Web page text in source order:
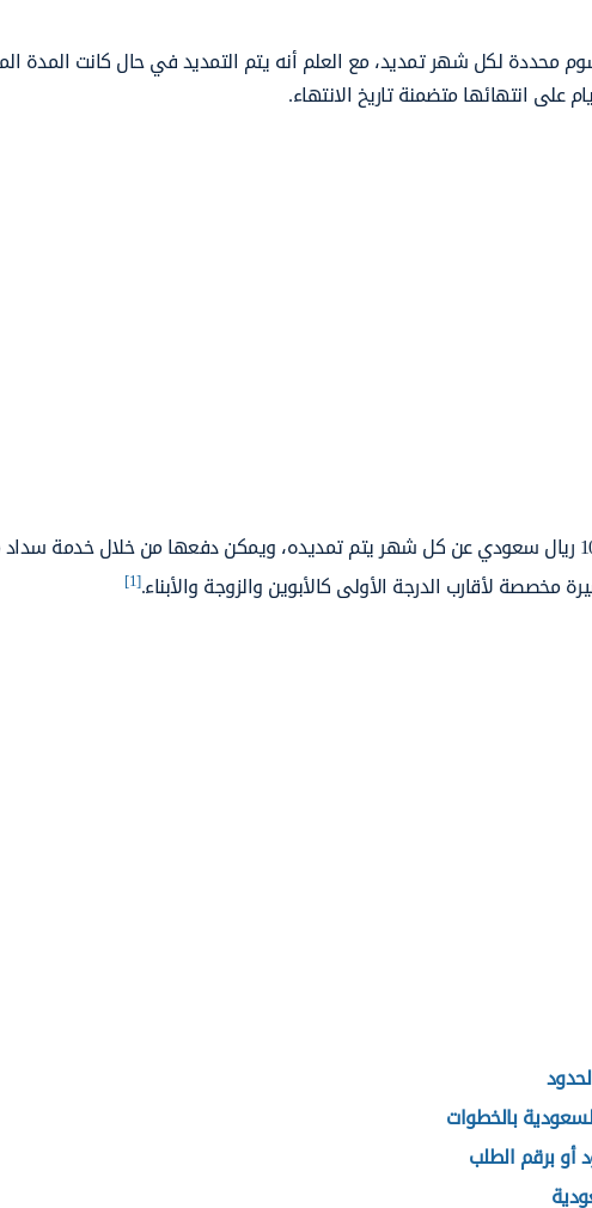
برسوم محددة لكل شهر تمديد، مع العلم أنه يتم التمديد في حال كانت المدة
تبلغ رسوم تمديد الزيارة العائلية بالسعودية هي 100 ريال سعودي عن كل شهر يتم تمديده، ويمكن دفعها من خلال
مخصصة لأقارب الدرجة الأولى كالأبوين والزوجة والأبناء.[1]
بالخطوات
أو برقم الطلب